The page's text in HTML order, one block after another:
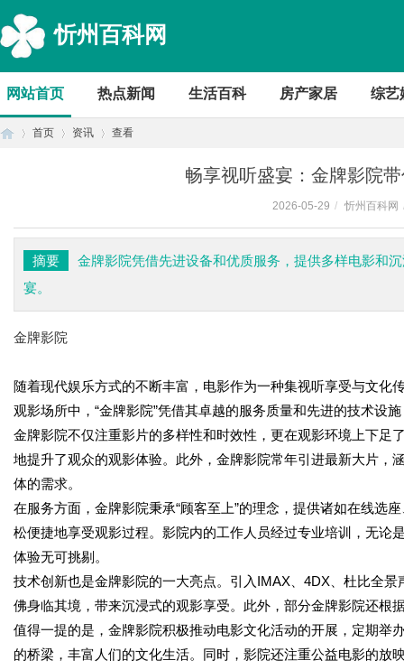
忻州百科网
网站首页 热点新闻 生活百科 房产家居 综艺
首页 资讯 查看
畅享视听盛宴：金牌影院
2026-05-29 / 忻州百科网
摘要
金牌影院凭借先进设备和优质服务，提供多样电影和
宴。
金牌影院
随着现代娱乐方式的不断丰富，电影作为一种集视听享受与文
观影场所中，“金牌影院”凭借其卓越的服务质量和先进的技术设
金牌影院不仅注重影片的多样性和时效性，更在观影环境上下足
地提升了观众的观影体验。此外，金牌影院常年引进最新大片，
体的需求。
在服务方面，金牌影院秉承“顾客至上”的理念，提供诸如在线选
松便捷地享受观影过程。影院内的工作人员经过专业培训，无论
体验无可挑剔。
技术创新也是金牌影院的一大亮点。引入IMAX、4DX、杜比全
佛身临其境，带来沉浸式的观影享受。此外，部分金牌影院还根
值得一提的是，金牌影院积极推动电影文化活动的开展，定期举
的桥梁，丰富人们的文化生活。同时，影院还注重公益电影的放